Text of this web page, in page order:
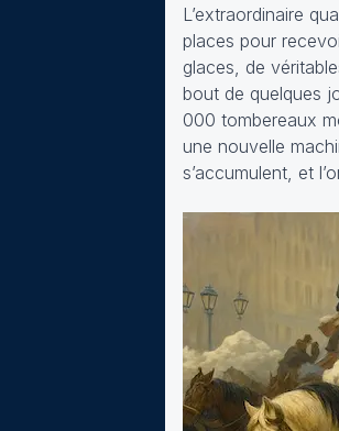
L’extraordinaire
places pour
glaces, de
bout de quelques
000 tombereaux
une nouvelle
s’accumulent, et